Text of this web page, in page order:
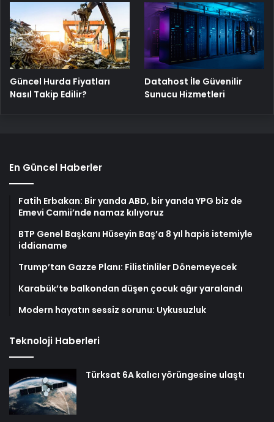
Güncel Hurda Fiyatları
Nasıl Takip Edilir?
Datahost İle Güvenilir
Sunucu Hizmetleri
En Güncel Haberler
Fatih Erbakan: Bir yanda ABD, bir yanda YPG biz de
Emevi Camii’nde namaz kılıyoruz
BTP Genel Başkanı Hüseyin Baş’a 8 yıl hapis istemiyle
iddianame
Trump’tan Gazze Planı: Filistinliler Dönemeyecek
Karabük’te balkondan düşen çocuk ağır yaralandı
Modern hayatın sessiz sorunu: Uykusuzluk
Teknoloji Haberleri
Türksat 6A kalıcı yörüngesine ulaştı